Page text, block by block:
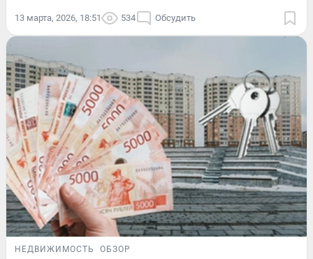
13 марта, 2026, 18:51 534 Обсудить
НЕДВИЖИМОСТЬ ОБЗОР